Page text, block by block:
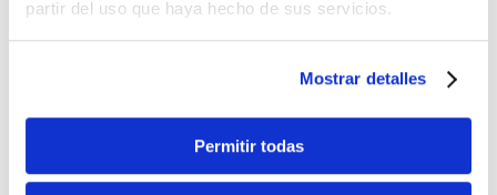
partir del uso que haya hecho de sus servicios.
Mostrar detalles
Permitir todas
PREMIUM-AUTO MIETEN